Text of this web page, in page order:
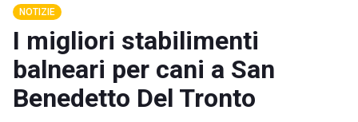
NOTIZIE
I migliori stabilimenti
balneari per cani a San
Benedetto Del Tronto